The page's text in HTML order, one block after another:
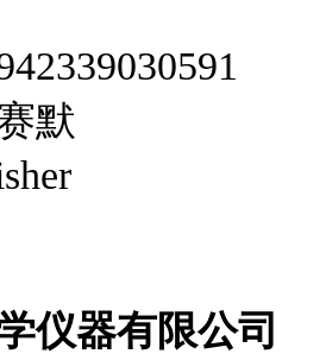
默
仪器有限公司